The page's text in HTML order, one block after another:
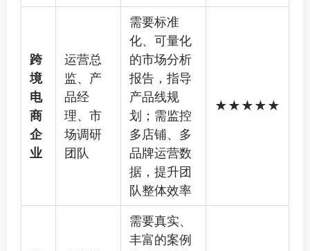
跨
境
电
商
企
业
运营总
监、产
品经
理、市
场调研
团队
需要标准
化、可量化
的市场分析
报告，指导
产品线规
划；需监控
多店铺、多
品牌运营数
据，提升团
队整体效率
★★★★★
需要真实、
丰富的案例